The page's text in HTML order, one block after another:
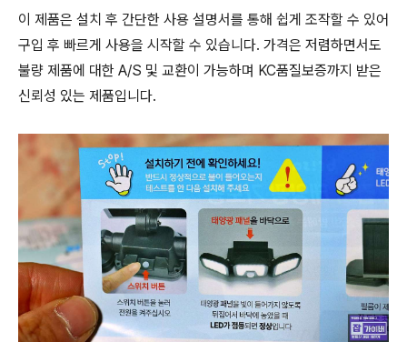
이 제품은 설치 후 간단한 사용 설명서를 통해 쉽게 조작할 수 있어
구입 후 빠르게 사용을 시작할 수 있습니다. 가격은 저렴하면서도
불량 제품에 대한 A/S 및 교환이 가능하며 KC품질보증까지 받은
신뢰성 있는 제품입니다.